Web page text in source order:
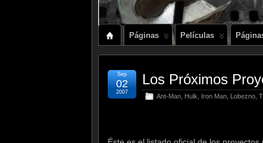
Páginas Películas
Los Próximos
Ant-Man, Hulk Iron Man, Lobezno,
Sep
02
2007